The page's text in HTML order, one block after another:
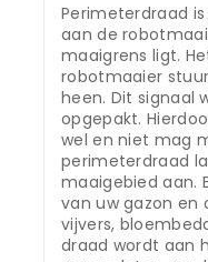
Perimeterdraad
aan de
maaigrens ligt.
robotmaaier
heen. Dit signaal
opgepakt.
wel en niet mag
perimeterdraad
maaigebied aan.
van uw gazon en
vijvers,
draad wordt aan